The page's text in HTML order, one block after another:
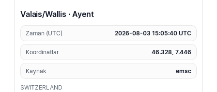
Valais/Wallis · Ayent
Zaman (UTC) 2026-08-03 15:05:40 UTC
Koordinatlar 46.328, 7.446
Kaynak emsc
SWITZERLAND